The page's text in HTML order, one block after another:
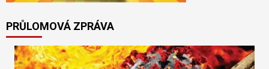
PRŮLOMOVÁ ZPRÁVA